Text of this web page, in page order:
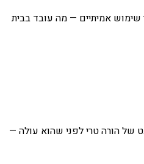
שימוש אמיתיים — מה עובד בבית
של הורה טרי לפני שהוא עולה —